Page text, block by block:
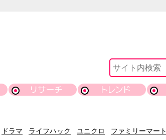
リサーチ トレンド
ドラマ ライフハック ユニクロ ファミリーマート